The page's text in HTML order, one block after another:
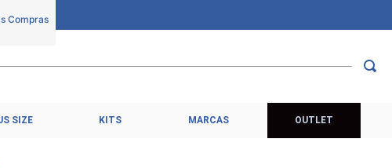
SIZE KITS MARCAS OUTLET